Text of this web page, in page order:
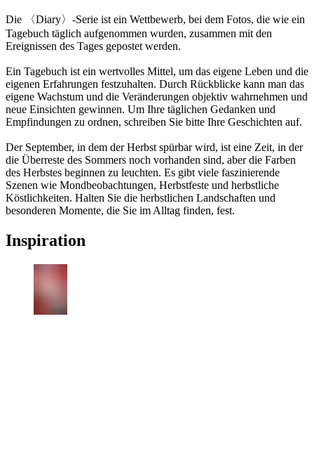
Die 〈Diary〉-Serie ist ein Wettbewerb, bei dem Fotos, die wie ein
Tagebuch täglich aufgenommen wurden, zusammen mit den
Ereignissen des Tages gepostet werden.
Ein Tagebuch ist ein wertvolles Mittel, um das eigene Leben und die
eigenen Erfahrungen festzuhalten. Durch Rückblicke kann man das
eigene Wachstum und die Veränderungen objektiv wahrnehmen und
neue Einsichten gewinnen. Um Ihre täglichen Gedanken und
Empfindungen zu ordnen, schreiben Sie bitte Ihre Geschichten auf.
Der September, in dem der Herbst spürbar wird, ist eine Zeit, in der
die Überreste des Sommers noch vorhanden sind, aber die Farben
des Herbstes beginnen zu leuchten. Es gibt viele faszinierende
Szenen wie Mondbeobachtungen, Herbstfeste und herbstliche
Köstlichkeiten. Halten Sie die herbstlichen Landschaften und
besonderen Momente, die Sie im Alltag finden, fest.
Inspiration